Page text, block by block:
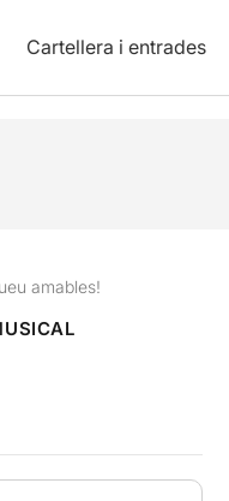
Cartellera i entrades
amables!